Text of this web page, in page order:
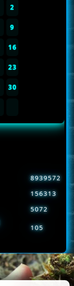
2
9
16
23
30
105
8939572
156313
5072